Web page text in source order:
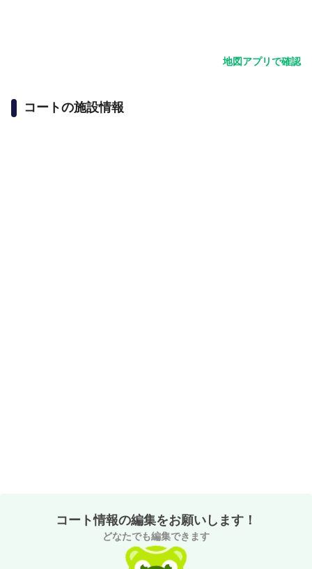
地図アプリで確認
コートの施設情報
コート情報の編集をお願いします！
どなたでも編集できます